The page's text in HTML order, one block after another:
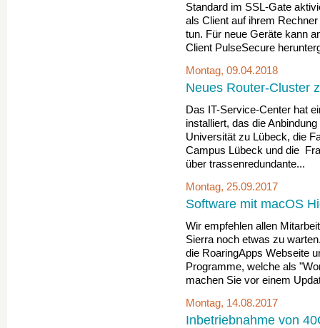
Standard im SSL-Gate
als Client auf ihrem
tun. Für neue Geräte kann
Client PulseSecure
Montag, 09.04.2018
Neues Router-Cluster
Das IT-Service-Center hat
installiert, das die
Universität zu Lübeck, die
Campus Lübeck und die
über trassenredundante...
Montag, 25.09.2017
Software mit macOS
Wir empfehlen allen
Sierra noch etwas zu
die RoaringApps Webseite
Programme, welche als
machen Sie vor einem
Montag, 14.08.2017
Inbetriebnahme von